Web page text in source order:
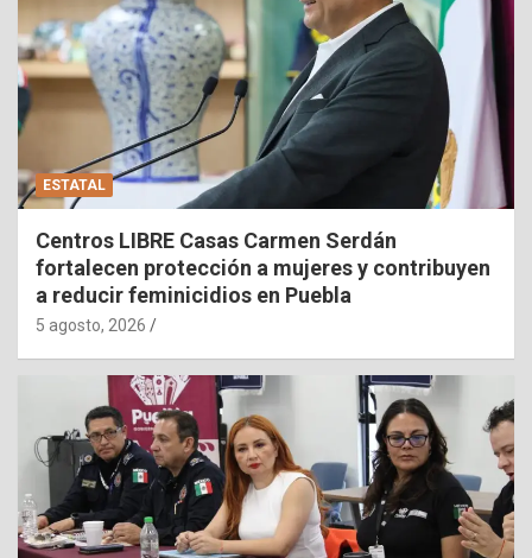
ESTATAL
Centros LIBRE Casas Carmen Serdán
fortalecen protección a mujeres y contribuyen
a reducir feminicidios en Puebla
5 agosto, 2026